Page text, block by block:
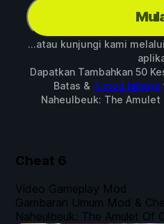
...atau kunjungi kami melalui
Dapatkan Tambahkan 50
Batas & 4 mod lainnya
Naheulbeuk: The Amulet
Cheat 6
Video Gameplay Mod
Gambaran Umum Mod &
Naheulbeuk: The Amulet Of